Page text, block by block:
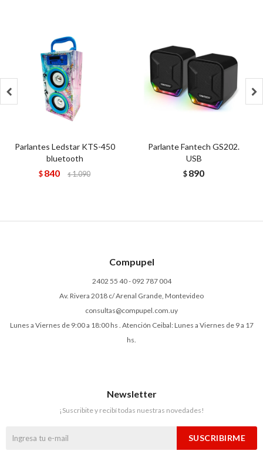
Parlantes Ledstar KTS-450
bluetooth
$840 $1.090
Parlante Fantech GS202.
USB
$890
 
Compupel
2402 55 40 - 092 787 004
Av. Rivera 2018 c/ Arenal Grande, Montevideo
consultas@compupel.com.uy
Lunes a Viernes de 9:00 a 18:00 hs . Atención Ceibal: Lunes a Viernes de 9 a 17
hs.
Newsletter
¡Suscribite y recibí todas nuestras novedades!
SUSCRIBIRME